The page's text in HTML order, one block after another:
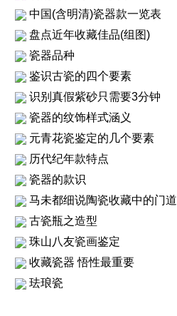
中国(含明清)瓷器款一览表
盘点近年收藏佳品(组图)
瓷器品种
鉴识古瓷的四个要素
识别真假紫砂只需要3分钟
瓷器的纹饰样式涵义
元青花瓷鉴定的几个要素
历代纪年款特点
瓷器的款识
马未都细说陶瓷收藏中的门道
古瓷瓶之造型
珠山八友瓷画鉴定
收藏瓷器 悟性最重要
珐琅瓷